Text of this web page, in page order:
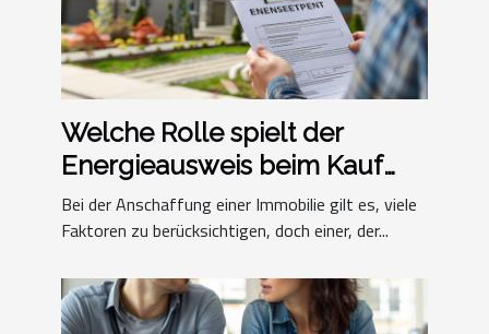
Welche Rolle spielt der
Energieausweis beim Kauf
einer Immobilie?
Bei der Anschaffung einer Immobilie gilt es, viele
Faktoren zu berücksichtigen, doch einer, der...